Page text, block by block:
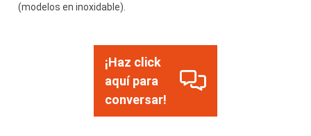
(modelos en inoxidable).
¡Haz click
aquí para
conversar!